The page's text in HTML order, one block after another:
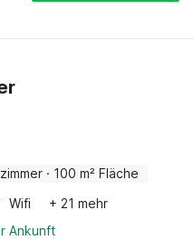
· 100 m² Fläche
Wifi
+ 21 mehr
Ankunft